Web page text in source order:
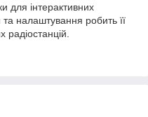
для інтерактивних
налаштування робить її
радіостанцій.